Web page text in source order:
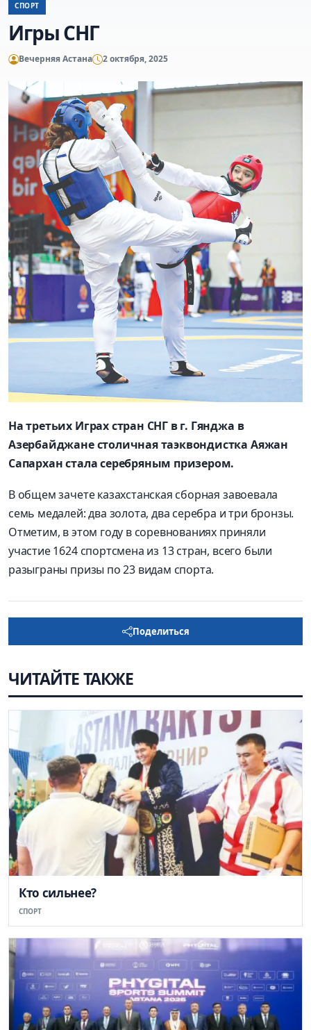
СПОРТ
Игры СНГ
Вечерняя Астана 2 октября, 2025
На третьих Играх стран СНГ в г. Гянджа в
Азербайджане столичная таэквондистка Аяжан
Сапархан стала серебряным призером.
В общем зачете казахстанская сборная завоевала
семь медалей: два золота, два серебра и три бронзы.
Отметим, в этом году в соревнованиях приняли
участие 1624 спортсмена из 13 стран, всего были
разыграны призы по 23 видам спорта.
Поделиться
ЧИТАЙТЕ ТАКЖЕ
Кто сильнее?
СПОРТ